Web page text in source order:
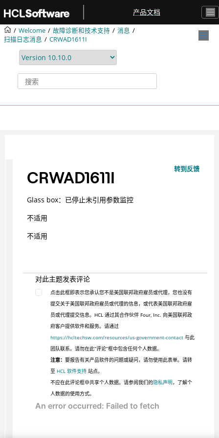
产品文档
Welcome 故障诊断和技术支持
消息
扫描日志消息
CRWAD1611I
转到反馈
CRWAD1611I
Glass box：已停止未引用参数监控
不适用
不适用
对此主题发表评论
点击此框即表示您承认您不是美国联邦政府雇员或代理，您也没有
提交关于美国联邦政府雇员或代理的信息，或代表美国联邦政府雇
员或代理提交信息。HCL 通过其合作伙伴 Four, Inc. 向美国联邦政
府客户提供软件和服务。请通过
https://hcltechsw.com/resources/us-government-contact与此
团队联系。请勿在此“评论”框中包含任何个人数据。
注意： 要报告有关产品软件的问题或疑问，请勿使用此表单。请转
至 HCL 软件支持站点。
不应在此评论框中共享个人数据。请参阅我们的隐私声明，了解个
人数据的使用方式。